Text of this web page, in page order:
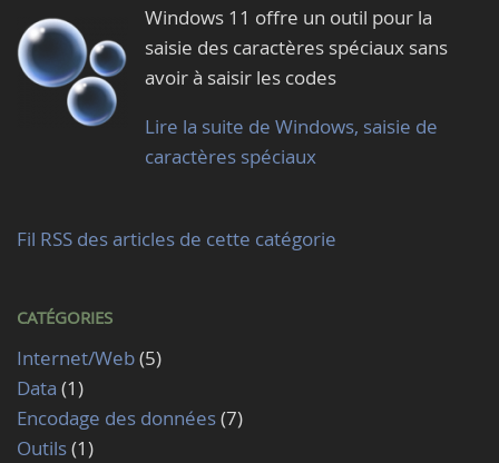
Windows 11 offre un outil pour la
saisie des caractères spéciaux sans
avoir à saisir les codes
Lire la suite de Windows, saisie de
caractères spéciaux
Fil RSS des articles de cette catégorie
CATÉGORIES
Internet/Web(5)
Data (1)
Encodage des données(7)
Outils(1)